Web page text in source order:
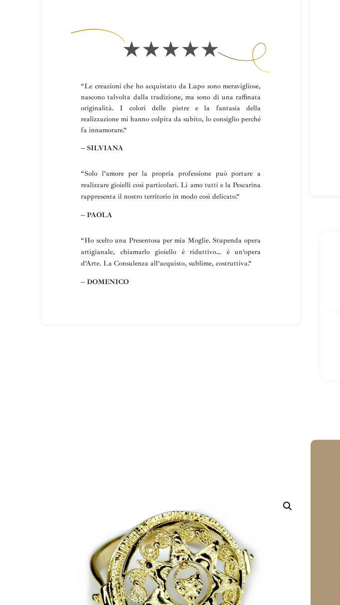
“Le creazioni che ho acquistato da Lupo sono meravigliose,
nascono talvolta dalla tradizione, ma sono di una raffinata
originalità. I colori delle pietre e la fantasia della
realizzazione mi hanno colpita da subito, lo consiglio perché
fa innamorare.”
– SILVIANA
“Solo l’amore per la propria professione può portare a
realizzare gioielli così particolari.Li amo tutti e laPescarina
rappresenta il nostro territorio in modo così delicato.”
– PAOLA
“Ho scelto una Presentosa per mia Moglie.Stupenda opera
artigianale, chiamarlo gioiello è riduttivo… è un’opera
d’Arte. La Consulenza all’acquisto, sublime, costruttiva.”
– DOMENICO